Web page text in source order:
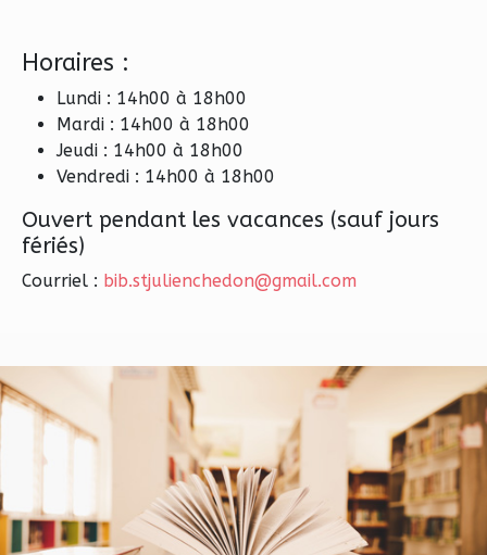
Horaires :
Lundi : 14h00 à 18h00
Mardi : 14h00 à 18h00
Jeudi : 14h00 à 18h00
Vendredi : 14h00 à 18h00
Ouvert pendant les vacances (sauf jours
fériés)
Courriel : bib.stjulienchedon@gmail.com